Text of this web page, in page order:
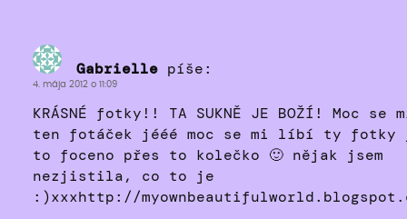
Gabrielle píše:
4. mája 2012 o 11:09
KRÁSNÉ fotky!! TA SUKNĚ JE BOŽÍ! Moc
ten fotáček jééé moc se mi líbí ty fotky
to foceno přes to kolečko 🙂 nějak jsem
nezjistila, co to je
:)xxxhttp://